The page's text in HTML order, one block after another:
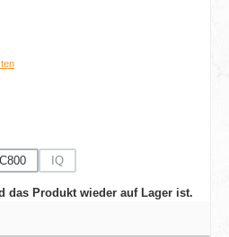
zurzeit nicht verfügbar.)
IQ
(Diese Option ist zurzeit nicht
das Produkt wieder auf Lager ist.